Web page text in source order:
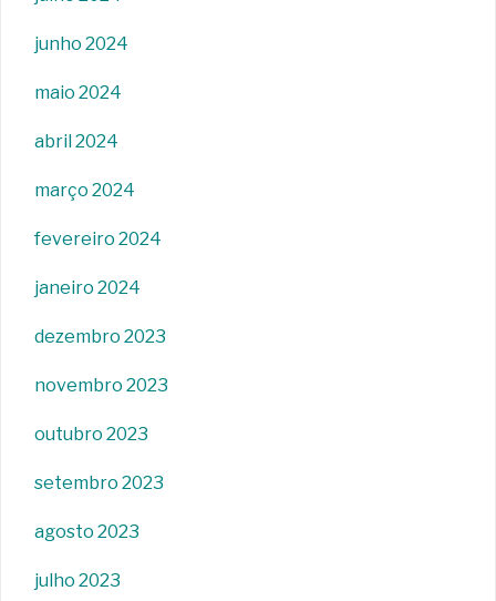
junho 2024
maio 2024
abril 2024
março 2024
fevereiro 2024
janeiro 2024
dezembro 2023
novembro 2023
outubro 2023
setembro 2023
agosto 2023
julho 2023